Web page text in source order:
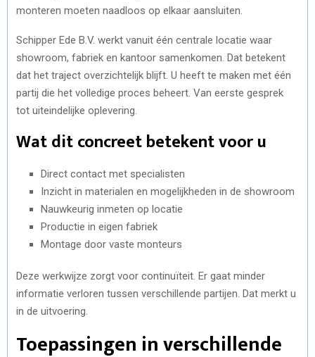
monteren moeten naadloos op elkaar aansluiten.
Schipper Ede B.V. werkt vanuit één centrale locatie waar
showroom, fabriek en kantoor samenkomen. Dat betekent
dat het traject overzichtelijk blijft. U heeft te maken met één
partij die het volledige proces beheert. Van eerste gesprek
tot uiteindelijke oplevering.
Wat dit concreet betekent voor u
Direct contact met specialisten
Inzicht in materialen en mogelijkheden in de showroom
Nauwkeurig inmeten op locatie
Productie in eigen fabriek
Montage door vaste monteurs
Deze werkwijze zorgt voor continuïteit. Er gaat minder
informatie verloren tussen verschillende partijen. Dat merkt u
in de uitvoering.
Toepassingen in verschillende